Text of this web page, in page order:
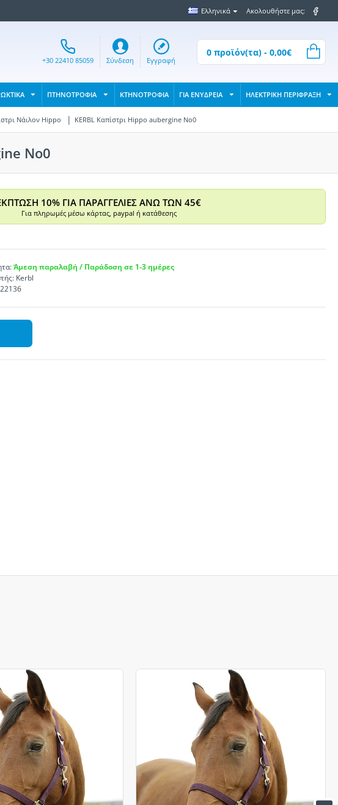
Ελληνικά Ακολουθήστε μας:
+30 22410 85059 Σύνδεση Εγγραφή
0 προϊόν(τα) - 0,00€
ΠΤΗΝΟΤΡΟΦΙΑ ΚΤΗΝΟΤΡΟΦΙΑ ΓΙΑ ΕΝΥΔΡΕΙΑ ΗΛΕΚΤΡΙΚΗ ΠΕΡΙΦΡΑΞΗ
Νάιλον Hippo KERBL Καπίστρι Hippo aubergine No0
No0
10% ΓΙΑ ΠΑΡΑΓΓΕΛΙΕΣ ΑΝΩ ΤΩΝ 45€
Για πληρωμές μέσω κάρτας, paypal ή κατάθεσης
Άμεση παραλαβή / Παράδοση σε 1-3 ημέρες
Kerbl